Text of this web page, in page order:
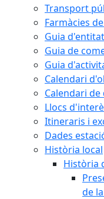
Transport
Farmàcies
Guia
Guia de
Guia
Calendari
Calendari
Llocs
Itineraris i
Dades
Història local
Història
de